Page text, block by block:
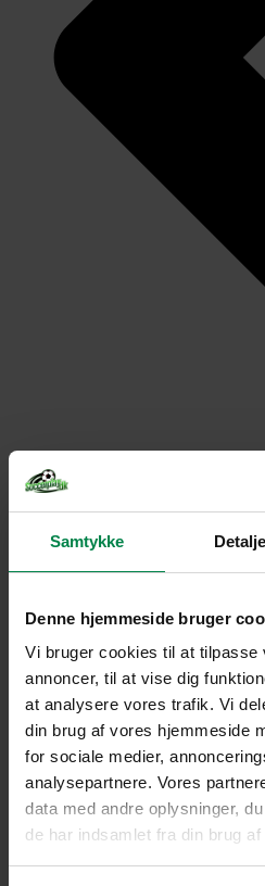
Samtykke
Denne hjemmeside bruger
Vi bruger cookies til at tilpasse
annoncer, til at vise dig
at analysere vores trafik. Vi
din brug af vores hjemmeside
for sociale medier,
analysepartnere. Vores
data med andre oplysninger,
de har indsamlet fra din brug